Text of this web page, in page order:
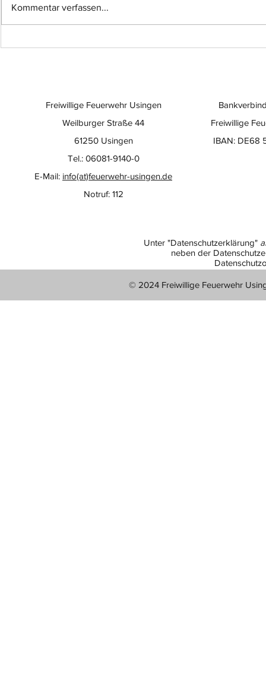
Einsatz-Nr.: 057
Kommentar verfassen...
Freiwillige
IBAN: DE68
Freiwillige Feuerwehr Usingen
Weilburger Straße 44
61250 Usingen
Tel.: 06081-9140-0
E-Mail: info(at)feuerwehr-usingen.de
Notruf: 112
Unter "Datenschutzerklärung"
neben der
© 2024 Freiwillige Feuerwehr